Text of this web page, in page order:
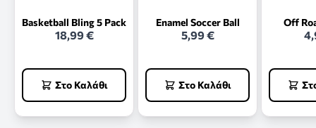
Basketball Bling 5 Pack
18,99 €
Στο Καλάθι
Enamel Soccer Ball
5,99 €
Στο Καλάθι
Off